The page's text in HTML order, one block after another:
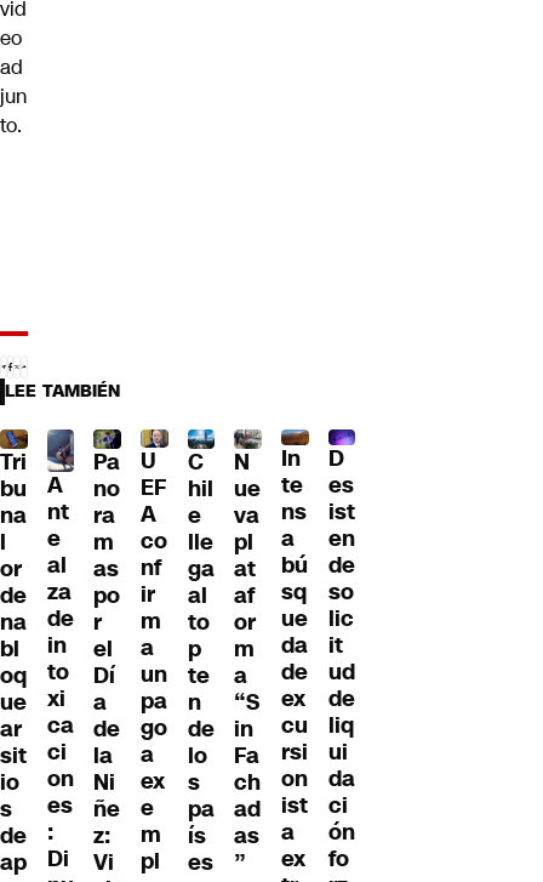
vid
eo
ad
jun
to.
LEE TAMBIÉN
Tri
bu
na
l
or
de
na
bl
oq
ue
ar
sit
io
s
de
ap
A
nt
e
al
za
de
in
to
xi
ca
ci
on
es
:
Di
Pa
no
ra
m
as
po
r
el
Dí
a
de
la
Ni
ñe
z:
Vi
U
EF
A
co
nf
ir
m
a
un
pa
go
a
ex
e
m
pl
C
hil
e
lle
ga
al
to
p
te
n
de
lo
s
pa
ís
es
N
ue
va
pl
at
af
or
m
a
“S
in
Fa
ch
ad
as
”
In
te
ns
a
bú
sq
ue
da
de
ex
cu
rsi
on
ist
a
ex
D
es
ist
en
de
so
lic
it
ud
de
liq
ui
da
ci
ón
fo